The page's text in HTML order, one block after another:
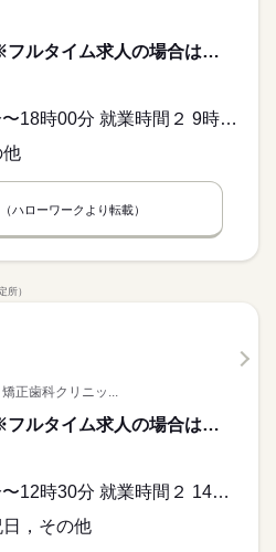
1,400円〜1,600円 ※フルタイム求人の場合は月額（換算額）、パート求人の場合は時間額を表示しています。
就業時間１ 9時00分〜18時00分 就業時間２ 9時30分〜16時30分 就業時間３ 14時00分〜18時00分 又は 9時00分〜18時00分の時間の間の5時間以上 就業時間に関する特記事項 ＊就業時間は、いずれかで相談可
他
（ハローワークより転載）
所）
正歯科クリニッ...
1,800円〜2,100円 ※フルタイム求人の場合は月額（換算額）、パート求人の場合は時間額を表示しています。
就業時間１ 8時30分〜12時30分 就業時間２ 14時00分〜18時00分 就業時間に関する特記事項 ＊就業時間は両方又は選択可（応相談）
，その他